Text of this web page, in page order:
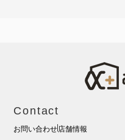
Contact
お問い合わせ 店舗情報